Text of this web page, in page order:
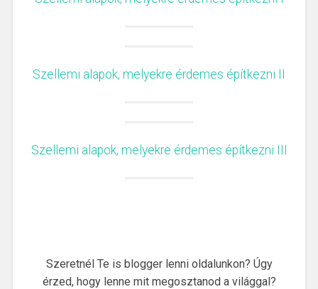
Szellemi alapok, melyekre érdemes építkezni II
Szellemi alapok, melyekre érdemes építkezni III
Szeretnél Te is blogger lenni oldalunkon? Úgy
érzed, hogy lenne mit megosztanod a világgal?